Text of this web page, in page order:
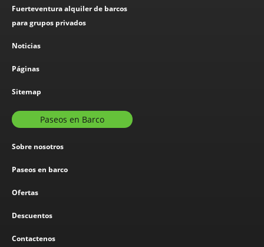
Fuerteventura alquiler de barcos
para grupos privados
Noticias
Páginas
Sitemap
Paseos en Barco
Sobre nosotros
Paseos en barco
Ofertas
Descuentos
Contactenos